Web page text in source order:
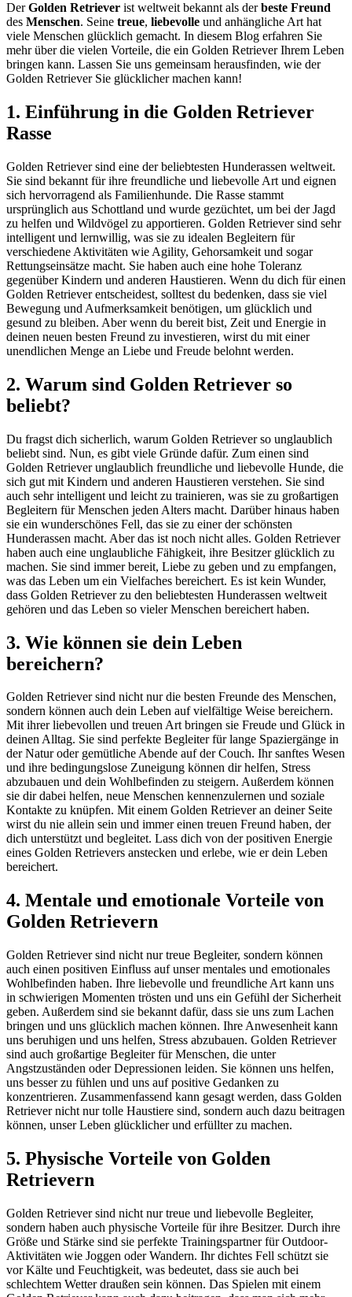
DerGolden Retriever ist weltweit bekannt als derbeste Freund
des Menschen. Seine treue, liebevolle und anhängliche Art hat
viele Menschen glücklich gemacht. In diesem Blog erfahren Sie
mehr über die vielen Vorteile, die ein Golden Retriever Ihrem Leben
bringen kann. Lassen Sie uns gemeinsam herausfinden, wie der
Golden Retriever Sie glücklicher machen kann!
1. Einführung in die Golden Retriever
Rasse
Golden Retriever sind eine der beliebtesten Hunderassen weltweit.
Sie sind bekannt für ihre freundliche und liebevolle Art und eignen
sich hervorragend als Familienhunde. Die Rasse stammt
ursprünglich aus Schottland und wurde gezüchtet, um bei der Jagd
zu helfen und Wildvögel zu apportieren. Golden Retriever sind sehr
intelligent und lernwillig, was sie zu idealen Begleitern für
verschiedene Aktivitäten wie Agility, Gehorsamkeit und sogar
Rettungseinsätze macht. Sie haben auch eine hohe Toleranz
gegenüber Kindern und anderen Haustieren. Wenn du dich für einen
Golden Retriever entscheidest, solltest du bedenken, dass sie viel
Bewegung und Aufmerksamkeit benötigen, um glücklich und
gesund zu bleiben. Aber wenn du bereit bist, Zeit und Energie in
deinen neuen besten Freund zu investieren, wirst du mit einer
unendlichen Menge an Liebe und Freude belohnt werden.
2. Warum sind Golden Retriever so
beliebt?
Du fragst dich sicherlich, warum Golden Retriever so unglaublich
beliebt sind. Nun, es gibt viele Gründe dafür. Zum einen sind
Golden Retriever unglaublich freundliche und liebevolle Hunde, die
sich gut mit Kindern und anderen Haustieren verstehen. Sie sind
auch sehr intelligent und leicht zu trainieren, was sie zu großartigen
Begleitern für Menschen jeden Alters macht. Darüber hinaus haben
sie ein wunderschönes Fell, das sie zu einer der schönsten
Hunderassen macht. Aber das ist noch nicht alles. Golden Retriever
haben auch eine unglaubliche Fähigkeit, ihre Besitzer glücklich zu
machen. Sie sind immer bereit, Liebe zu geben und zu empfangen,
was das Leben um ein Vielfaches bereichert. Es ist kein Wunder,
dass Golden Retriever zu den beliebtesten Hunderassen weltweit
gehören und das Leben so vieler Menschen bereichert haben.
3. Wie können sie dein Leben
bereichern?
Golden Retriever sind nicht nur die besten Freunde des Menschen,
sondern können auch dein Leben auf vielfältige Weise bereichern.
Mit ihrer liebevollen und treuen Art bringen sie Freude und Glück in
deinen Alltag. Sie sind perfekte Begleiter für lange Spaziergänge in
der Natur oder gemütliche Abende auf der Couch. Ihr sanftes Wesen
und ihre bedingungslose Zuneigung können dir helfen, Stress
abzubauen und dein Wohlbefinden zu steigern. Außerdem können
sie dir dabei helfen, neue Menschen kennenzulernen und soziale
Kontakte zu knüpfen. Mit einem Golden Retriever an deiner Seite
wirst du nie allein sein und immer einen treuen Freund haben, der
dich unterstützt und begleitet. Lass dich von der positiven Energie
eines Golden Retrievers anstecken und erlebe, wie er dein Leben
bereichert.
4. Mentale und emotionale Vorteile von
Golden Retrievern
Golden Retriever sind nicht nur treue Begleiter, sondern können
auch einen positiven Einfluss auf unser mentales und emotionales
Wohlbefinden haben. Ihre liebevolle und freundliche Art kann uns
in schwierigen Momenten trösten und uns ein Gefühl der Sicherheit
geben. Außerdem sind sie bekannt dafür, dass sie uns zum Lachen
bringen und uns glücklich machen können. Ihre Anwesenheit kann
uns beruhigen und uns helfen, Stress abzubauen. Golden Retriever
sind auch großartige Begleiter für Menschen, die unter
Angstzuständen oder Depressionen leiden. Sie können uns helfen,
uns besser zu fühlen und uns auf positive Gedanken zu
konzentrieren. Zusammenfassend kann gesagt werden, dass Golden
Retriever nicht nur tolle Haustiere sind, sondern auch dazu beitragen
können, unser Leben glücklicher und erfüllter zu machen.
5. Physische Vorteile von Golden
Retrievern
Golden Retriever sind nicht nur treue und liebevolle Begleiter,
sondern haben auch physische Vorteile für ihre Besitzer. Durch ihre
Größe und Stärke sind sie perfekte Trainingspartner für Outdoor-
Aktivitäten wie Joggen oder Wandern. Ihr dichtes Fell schützt sie
vor Kälte und Feuchtigkeit, was bedeutet, dass sie auch bei
schlechtem Wetter draußen sein können. Das Spielen mit einem